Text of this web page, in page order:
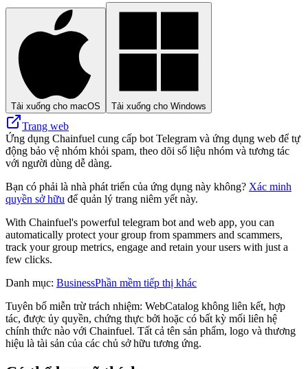
Tải xuống cho macOS Tải xuống cho Windows
Trang web
Ứng dụng Chainfuel cung cấp bot Telegram và ứng dụng web để tự
động bảo vệ nhóm khỏi spam, theo dõi số liệu nhóm và tương tác
với người dùng dễ dàng.
Bạn có phải là nhà phát triển của ứng dụng này không? Xác minh
quyền sở hữu để quản lý trang niêm yết này.
With Chainfuel's powerful telegram bot and web app, you can
automatically protect your group from spammers and scammers,
track your group metrics, engage and retain your users with just a
few clicks.
Danh mục: BusinessPhần mềm tiếp thị khác
Tuyên bố miễn trừ trách nhiệm: WebCatalog không liên kết, hợp
tác, được ủy quyền, chứng thực bởi hoặc có bất kỳ mối liên hệ
chính thức nào với Chainfuel. Tất cả tên sản phẩm, logo và thương
hiệu là tài sản của các chủ sở hữu tương ứng.